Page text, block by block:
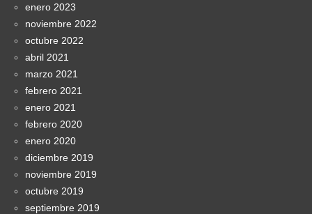
enero 2023
noviembre 2022
octubre 2022
abril 2021
marzo 2021
febrero 2021
enero 2021
febrero 2020
enero 2020
diciembre 2019
noviembre 2019
octubre 2019
septiembre 2019